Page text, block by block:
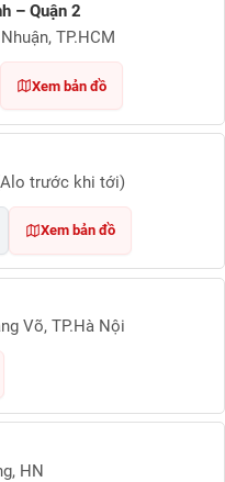
– Quận 2
TP.HCM
Xem bản đồ
trước khi tới)
Xem bản đồ
Võ, TP.Hà Nội
HN